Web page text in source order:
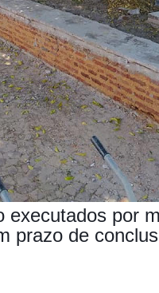
executados por
prazo de